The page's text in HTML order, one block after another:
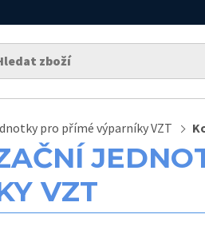
pro přímé výparníky VZT
VZT